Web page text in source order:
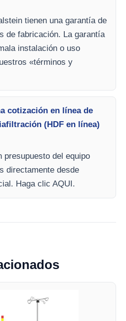
tienen una garantía de
de fabricación. La garantía
instalación o uso
«términos y
cotización en línea de
(HDF en línea)
presupuesto del equipo
directamente desde
Haga clic AQUI.